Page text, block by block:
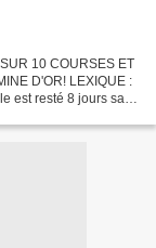
10 COURSES ET
D'OR! LEXIQUE :
est resté 8 jours sans